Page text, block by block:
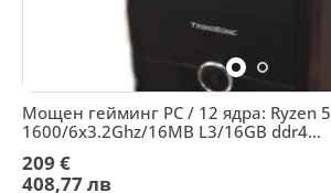
Мощен гейминг PC / 12 ядра: Ryzen 5
1600/6x3.2Ghz/16MB L3/16GB ddr4
209 €
408,77 лв